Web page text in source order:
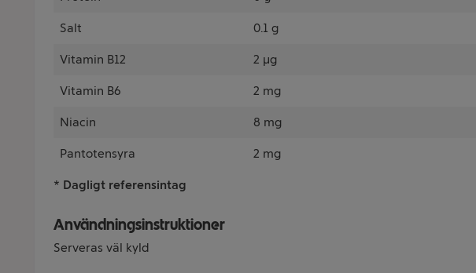
Salt 0.1 g
Vitamin B12 2 µg
Vitamin B6 2 mg
Niacin 8 mg
Pantotensyra 2 mg
* Dagligt referensintag
Användningsinstruktioner
Serveras väl kyld